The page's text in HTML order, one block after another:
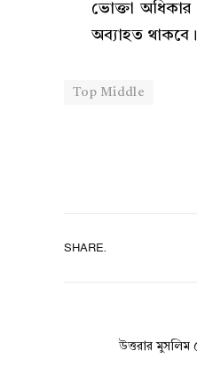
ভোক্তা অধিকার
অব্যাহত থাকবে।
Top Middle
SHARE.
উত্তরার মুসলিম